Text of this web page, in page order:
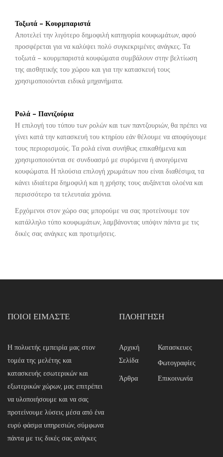
Τοξωτά – Κουρμπαριστά
Αποτελεί την λιγότερο δημοφιλή κατηγορία κουφωμάτων, αφού
προσφέρεται για να καλύψει πολύ συγκεκριμένες ανάγκες. Τα
τοξωτά – κουρμπαριστά κουφώματα συμβάλουν στην βελτίωση
της αισθητικής του χώρου και για την κατασκευή τους
χρησιμοποιούνται ειδικά μηχανήματα.
Ρολά – Παντζούρια
Η επιλογή του τύπου των ρολών και των παντζουριών, θα πρέπει να
γίνει κατά την κατασκευή του κτηρίου εάν θέλουμε να αποφύγουμε
τους περιορισμούς. Τα ρολά είναι συνήθως επικαθήμενα και
χρησιμοποιούνται σε συνδυασμό με συρόμενα ή ανοιγόμενα
κουφώματα. Η πλούσια επιλογή χρωμάτων που είναι διαθέσιμα, τα
κάνει ιδιαίτερα δημοφιλή και η χρήσης τους αυξάνεται ολοένα και
περισσότερο τα τελευταία χρόνια.
Ερχόμενοι στον χώρο σας μπορούμε να σας προτείνουμε τον
κατάλληλο τύπο κουφωμάτων, λαμβάνοντας υπόψιν πάντα με τις
δικές σας ανάγκες και προτιμήσεις.
ΠΟΙΟΙ ΕΊΜΑΣΤΕ
Η πολυετής εμπειρία μας στον
τομέα της μελέτης και
κατασκευής εσωτερικών και
εξωτερικών χώρων, μας επιτρέπει
να υλοποιήσουμε και να σας
προτείνουμε λύσεις μέσα από ένα
ευρύ φάσμα υπηρεσιών, σύμφωνα
πάντα με τις δικές σας ανάγκες
ΠΛΟΉΓΗΣΗ
Αρχική
Σελίδα
Κατασκευες
Φωτογραφίες
Άρθρα
Επικοινωνία